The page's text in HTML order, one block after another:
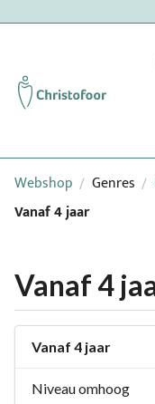
Webshop / Genres /
Vanaf 4 jaar
Vanaf 4
Vanaf 4 jaar
Niveau omhoog